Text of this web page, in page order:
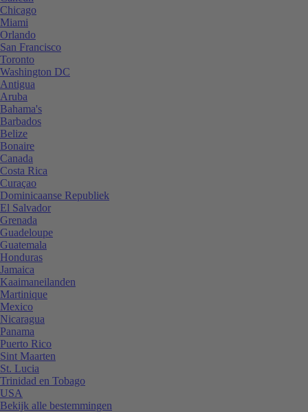
Chicago
Miami
Orlando
San Francisco
Toronto
Washington DC
Antigua
Aruba
Bahama's
Barbados
Belize
Bonaire
Canada
Costa Rica
Curaçao
Dominicaanse Republiek
El Salvador
Grenada
Guadeloupe
Guatemala
Honduras
Jamaica
Kaaimaneilanden
Martinique
Mexico
Nicaragua
Panama
Puerto Rico
Sint Maarten
St. Lucia
Trinidad en Tobago
USA
Bekijk alle bestemmingen